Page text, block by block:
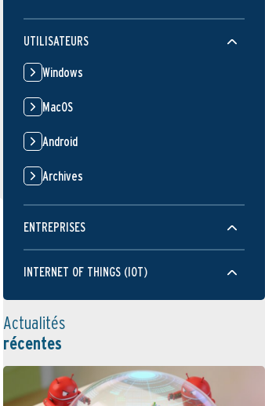
UTILISATEURS
Windows
MacOS
Android
Archives
ENTREPRISES
INTERNET OF THINGS (IOT)
Actualités
récentes